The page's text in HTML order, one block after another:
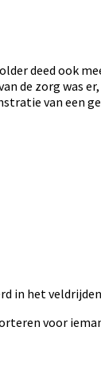
deed ook
de zorg
van
in het
voor